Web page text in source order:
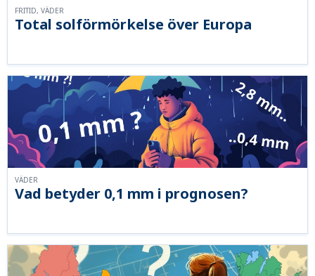
Total solförmörkelse över Europa
FRITID, VÄDER
Vad betyder 0,1 mm i prognosen?
VÄDER